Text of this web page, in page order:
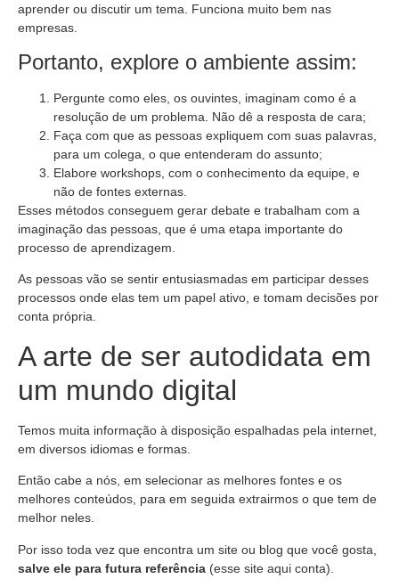
aprender ou discutir um tema. Funciona muito bem nas
empresas.
Portanto, explore o ambiente assim:
Pergunte como eles, os ouvintes, imaginam como é a
resolução de um problema. Não dê a resposta de cara;
Faça com que as pessoas expliquem com suas palavras,
para um colega, o que entenderam do assunto;
Elabore workshops, com o conhecimento da equipe, e
não de fontes externas.
Esses métodos conseguem gerar debate e trabalham com a
imaginação das pessoas, que é uma etapa importante do
processo de aprendizagem.
As pessoas vão se sentir entusiasmadas em participar desses
processos onde elas tem um papel ativo, e tomam decisões por
conta própria.
A arte de ser autodidata em
um mundo digital
Temos muita informação à disposição espalhadas pela internet,
em diversos idiomas e formas.
Então cabe a nós, em selecionar as melhores fontes e os
melhores conteúdos, para em seguida extrairmos o que tem de
melhor neles.
Por isso toda vez que encontra um site ou blog que você gosta,
salve ele para futura referência (esse site aqui conta).